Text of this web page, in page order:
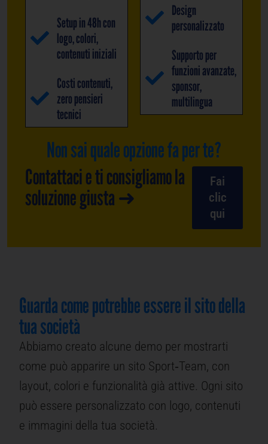
Setup in 48h con
logo, colori,
contenuti iniziali
Costi contenuti,
zero pensieri
tecnici
Design
personalizzato
Supporto per
funzioni avanzate,
sponsor,
multilingua
Non sai quale opzione fa per te?
Contattaci e ti consigliamo la
soluzione giusta ➜
Fai
clic
qui
Guarda come potrebbe essere il sito della
tua società
Abbiamo creato alcune demo per mostrarti
come può apparire un sito Sport‑Team, con
layout, colori e funzionalità già attive. Ogni sito
può essere personalizzato con logo, contenuti
e immagini della tua società.